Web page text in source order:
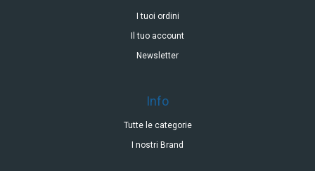
I tuoi ordini
Il tuo account
Newsletter
Info
Tutte le categorie
I nostri Brand